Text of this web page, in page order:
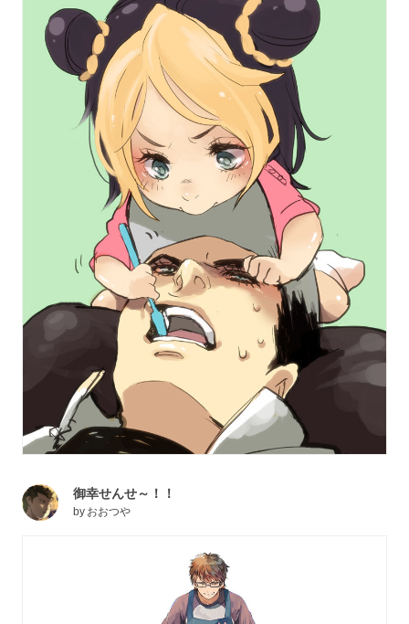
御幸せんせ～！！
by おおつや